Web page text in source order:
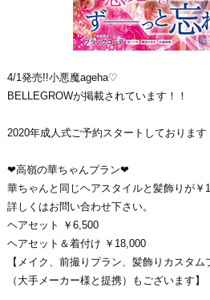
4/1発売!!小悪魔ageha♡
BELLEGROWが掲載されています！！
2020年成人式ご予約スタートしております
❤高嶺の華ちゃんプラン❤
華ちゃんと同じヘアスタイルと髪飾りが￥
詳しくはお問い合わせ下さい。
ヘアセット ￥6,500
ヘアセット＆着付け ￥18,000
【メイク、前撮りプラン、髪飾りカスタ
（大手メーカー様と提携）もございます】